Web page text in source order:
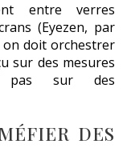
entre verres
(Eyezen, par
on doit orchestrer
sur des mesures
pas sur des
DES